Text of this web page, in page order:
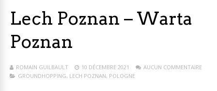
Lech Poznan – Warta
Poznan
ROMAIN GUILBAULT 10 DÉCEMBRE 2021
AUCUN COMMENTAIRE
GROUNDHOPPING, LECH POZNAN, POLOGNE